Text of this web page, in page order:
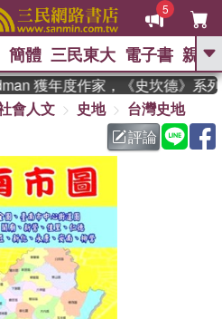
5
GO
搜： 東野圭吾 、 高希均教授回憶錄
父親節 、 如果歷
暑期推薦 、 國際布克
臺灣漫遊錄、 方念華
輝時代 、 數學女孩：黎曼猜想
大的迷走神經
簡體 三民東大 電子書 親子
獲年度作家，《史坎德》系列
會人文 史地
台灣史地
評論